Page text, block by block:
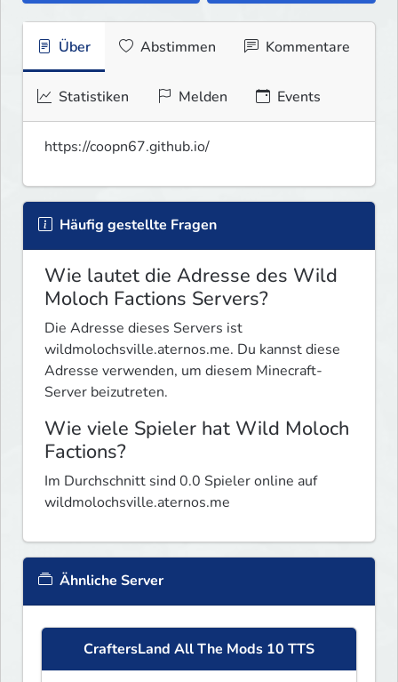
Über Abstimmen Kommentare
Statistiken Melden Events
https://coopn67.github.io/
Häufig gestellte Fragen
Wie lautet die Adresse des Wild
Moloch Factions Servers?
Die Adresse dieses Servers ist
wildmolochsville.aternos.me. Du kannst diese
Adresse verwenden, um diesem Minecraft-
Server beizutreten.
Wie viele Spieler hat Wild Moloch
Factions?
Im Durchschnitt sind 0.0 Spieler online auf
wildmolochsville.aternos.me
Ähnliche Server
CraftersLand All The Mods 10 TTS